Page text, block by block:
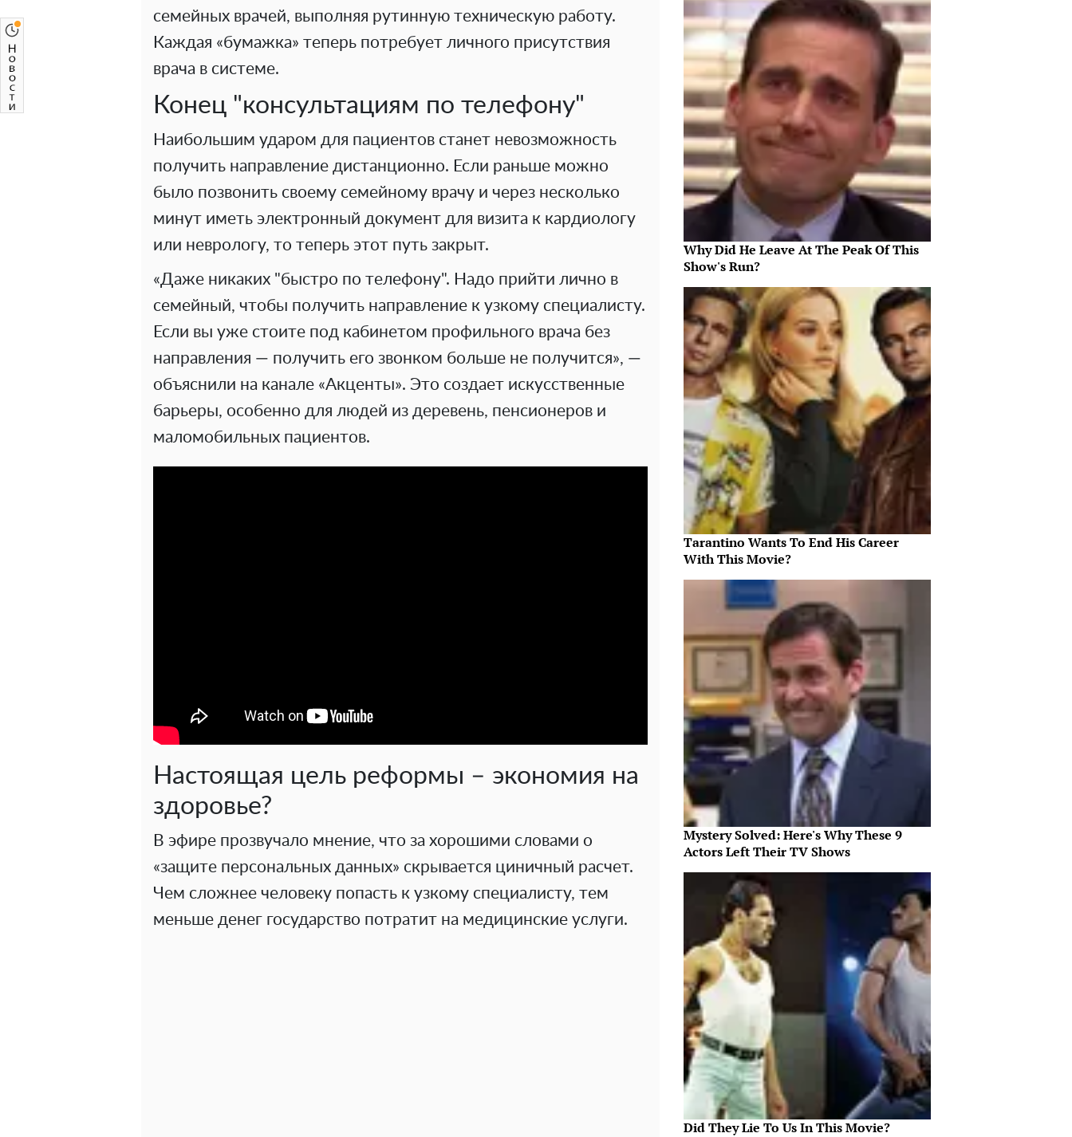
семейных врачей, выполняя рутинную техническую работу.
Каждая «бумажка» теперь потребует личного присутствия
врача в системе.
Конец "консультациям по телефону"
Наибольшим ударом для пациентов станет невозможность
получить направление дистанционно. Если раньше можно
было позвонить своему семейному врачу и через несколько
минут иметь электронный документ для визита к кардиологу
или неврологу, то теперь этот путь закрыт.
«Даже никаких "быстро по телефону". Надо прийти лично в
семейный, чтобы получить направление к узкому специалисту.
Если вы уже стоите под кабинетом профильного врача без
направления — получить его звонком больше не получится», —
объяснили на канале «Акценты». Это создает искусственные
барьеры, особенно для людей из деревень, пенсионеров и
маломобильных пациентов.
Настоящая цель реформы – экономия на
здоровье?
В эфире прозвучало мнение, что за хорошими словами о
«защите персональных данных» скрывается циничный расчет.
Чем сложнее человеку попасть к узкому специалисту, тем
меньше денег государство потратит на медицинские услуги.
Why Did He Leave At The Peak Of This
Show's Run?
Tarantino Wants To End His Career
With This Movie?
Mystery Solved: Here's Why These 9
Actors Left Their TV Shows
Did They Lie To Us In This Movie?